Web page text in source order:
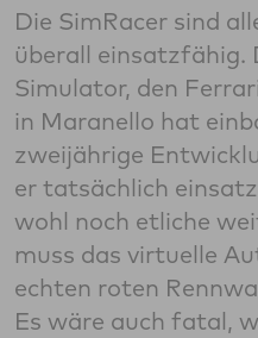
Die SimRacer sind
überall einsatzfähig.
Simulator, den
in Maranello hat
zweijährige
er tatsächlich
wohl noch etliche
muss das virtuelle
echten roten
Es wäre auch fatal,